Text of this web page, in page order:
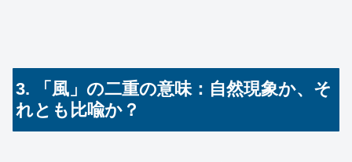
3. 「風」の二重の意味：自然現象か、そ
れとも比喩か？